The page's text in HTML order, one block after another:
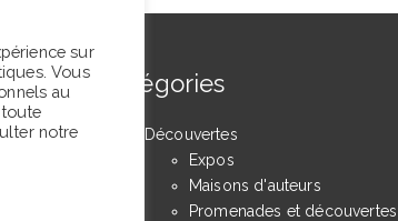
Catégories
Découvertes
Expos
Maisons d'auteurs
Promenades et découvertes
sur
Vous
au
notre